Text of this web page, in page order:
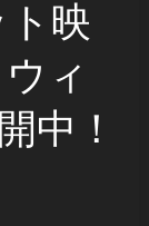
映
ィ
中！